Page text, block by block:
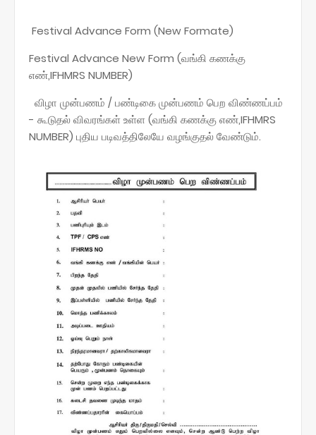
Festival Advance Form (New Formate)
Festival Advance New Form (வங்கி கணக்கு
எண்,IFHMRS NUMBER)
விழா முன்பணம் / பண்டிகை முன்பணம் பெற விண்ணப்பம்
- கூடுதல் விவரங்கள் உள்ள (வங்கி கணக்கு எண்,IFHMRS
NUMBER) புதிய படிவத்திலேயே வழங்குதல் வேண்டும்.